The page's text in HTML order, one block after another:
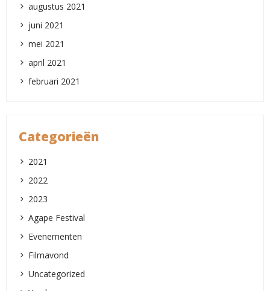
augustus 2021
juni 2021
mei 2021
april 2021
februari 2021
Categorieën
2021
2022
2023
Agape Festival
Evenementen
Filmavond
Uncategorized